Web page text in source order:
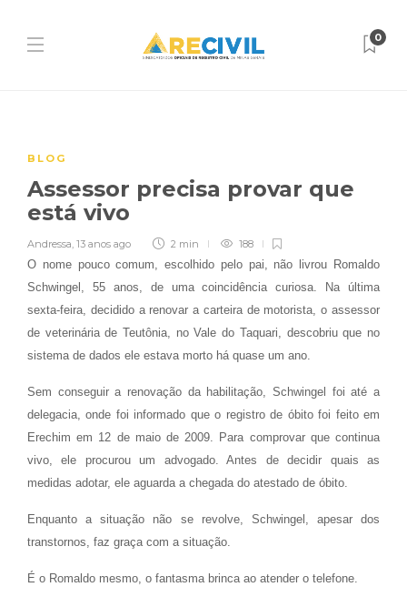
0
BLOG
Assessor precisa provar que
está vivo
Andressa, 13 anos ago 2 min 188
O nome pouco comum, escolhido pelo pai, não livrou Romaldo
Schwingel, 55 anos, de uma coincidência curiosa. Na última
sexta-feira, decidido a renovar a carteira de motorista, o assessor
de veterinária de Teutônia, no Vale do Taquari, descobriu que no
sistema de dados ele estava morto há quase um ano.
Sem conseguir a renovação da habilitação, Schwingel foi até a
delegacia, onde foi informado que o registro de óbito foi feito em
Erechim em 12 de maio de 2009. Para comprovar que continua
vivo, ele procurou um advogado. Antes de decidir quais as
medidas adotar, ele aguarda a chegada do atestado de óbito.
Enquanto a situação não se revolve, Schwingel, apesar dos
transtornos, faz graça com a situação.
É o Romaldo mesmo, o fantasma brinca ao atender o telefone.